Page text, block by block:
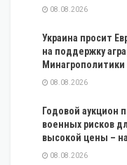
08.08.2026
Украина просит
на поддержку
Минагрополитики
08.08.2026
Годовой аукцион
военных рисков
высокой цены –
08.08.2026